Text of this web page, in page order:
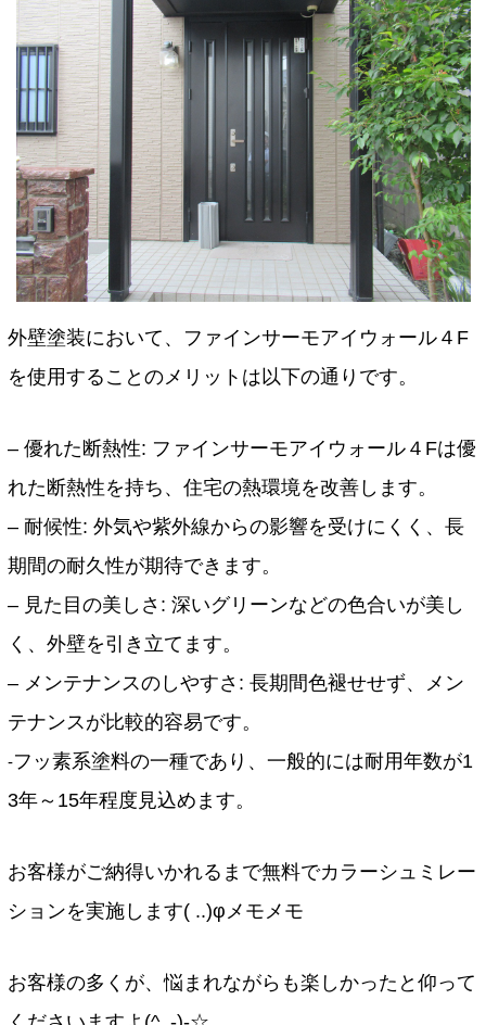
外壁塗装において、ファインサーモアイウォール４F
を使用することのメリットは以下の通りです。
– 優れた断熱性: ファインサーモアイウォール４Fは優
れた断熱性を持ち、住宅の熱環境を改善します。
– 耐候性: 外気や紫外線からの影響を受けにくく、長
期間の耐久性が期待できます。
– 見た目の美しさ: 深いグリーンなどの色合いが美し
く、外壁を引き立てます。
– メンテナンスのしやすさ: 長期間色褪せせず、メン
テナンスが比較的容易です。
‐フッ素系塗料の一種であり、一般的には耐用年数が1
3年～15年程度見込めます。
お客様がご納得いかれるまで無料でカラーシュミレー
ションを実施します( ..)φメモメモ
お客様の多くが、悩まれながらも楽しかったと仰って